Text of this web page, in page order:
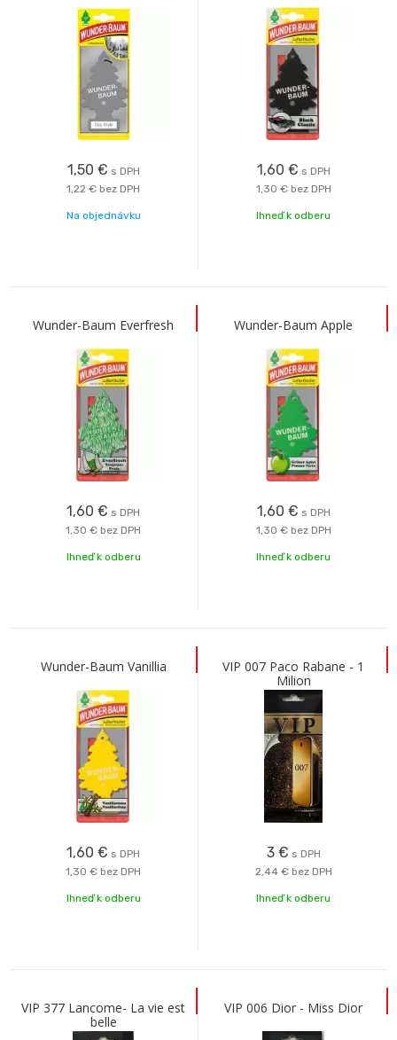
1,50 € s DPH
1,22 € bez DPH
Na objednávku
1,60 € s DPH
1,30 € bez DPH
Ihneď k odberu
Wunder-Baum Everfresh
1,60 € s DPH
1,30 € bez DPH
Ihneď k odberu
Wunder-Baum Apple
1,60 € s DPH
1,30 € bez DPH
Ihneď k odberu
Wunder-Baum Vanillia
1,60 € s DPH
1,30 € bez DPH
Ihneď k odberu
VIP 007 Paco Rabane - 1
Milion
3 € s DPH
2,44 € bez DPH
Ihneď k odberu
VIP 377 Lancome- La vie est
belle
VIP 006 Dior - Miss Dior